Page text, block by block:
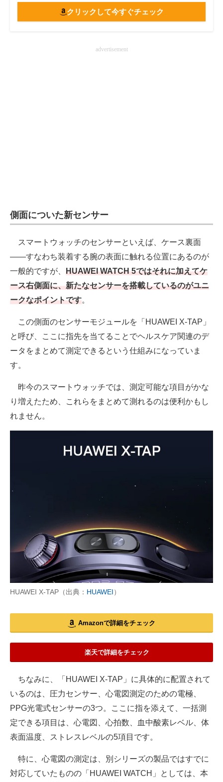
クリックして今すぐチェック
advertisement
側面についた新センサー
スマートウォッチのセンサーといえば、ケース裏面
――すなわち装着する腕の表面に触れる位置にあるのが
一般的ですが、 HUAWEI WATCH 5ではそれに加えてケ
ース右側面に、新たなセンサーを搭載しているのがユニ
ークなポイントです。
この側面のセンサーモジュールを「HUAWEI X-TAP」
と呼び、ここに指先を当てることでヘルスケア関連のデ
ータをまとめて測定できるという仕組みになっていま
す。
昨今のスマートウォッチでは、測定可能な項目がかな
り増えたため、これらをまとめて測れるのは便利かもし
れません。
HUAWEI X-TAP（出典： HUAWEI）
Amazonで詳細をチェック
楽天で詳細をチェック
ちなみに、「HUAWEI X-TAP」に具体的に配置されて
いるのは、圧力センサー、心電図測定のための電極、
PPG光電式センサーの3つ。ここに指を添えて、一括測
定できる項目は、心電図、心拍数、血中酸素レベル、体
表面温度、ストレスレベルの5項目です。
特に、心電図の測定は、別シリーズの製品ではすでに
対応していたものの「HUAWEI WATCH」としては、本